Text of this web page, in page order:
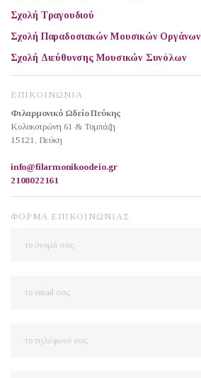
Σχολή Τραγουδιού
Σχολή Παραδοσιακών Μουσικών Οργάνων
Σχολή Διεύθυνσης Μουσικών Συνόλων
ΕΠΙΚΟΙΝΩΝΙΑ
Φιλαρμονικό Ωδείο Πεύκης
Κολοκοτρώνη 61 & Τομπάζη
15121, Πεύκη
info@filarmonikoodeio.gr
2108022161
ΦΟΡΜΑ ΕΠΙΚΟΙΝΩΝΙΑΣ